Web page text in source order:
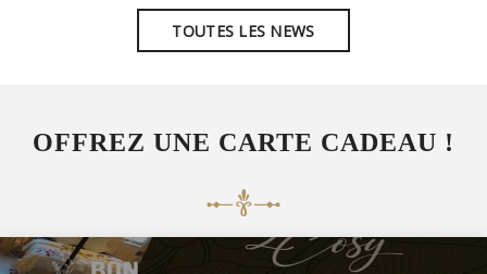
TOUTES LES NEWS
OFFREZ UNE CARTE CADEAU !